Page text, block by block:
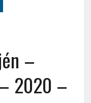
–
2020 –